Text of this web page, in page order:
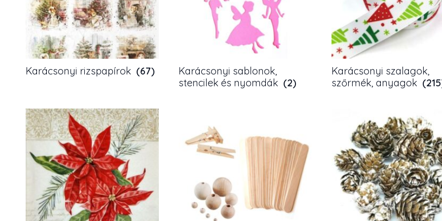
Karácsonyi rizspapírok (67)
Karácsonyi sablonok,
stencilek és nyomdák (2)
Karácsonyi szalagok,
szőrmék, anyagok